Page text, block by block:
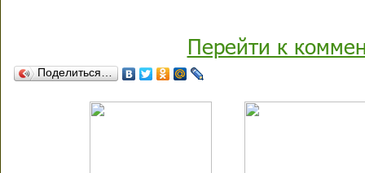
Перейти к
Поделиться…